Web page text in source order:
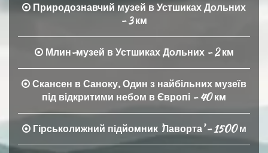
Природознавчий музей в Устшиках Дольних
- 3 км
Млин-музей в Устшиках Дольних - 2 км
Скансен в Саноку. Один з найбільних музеїв
під відкритими небом в Європі - 40 км
Гірськолижний підйомник 'Лаворта' - 1500 м